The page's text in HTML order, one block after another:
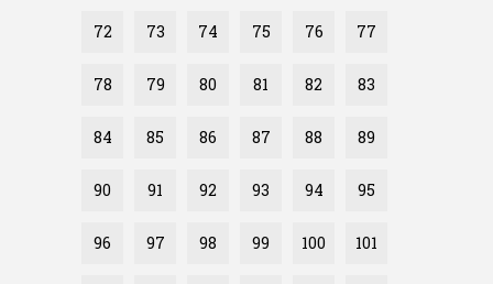
72 73 74 75 76 77
78 79 80 81 82 83
84 85 86 87 88 89
90 91 92 93 94 95
96 97 98 99 100 101